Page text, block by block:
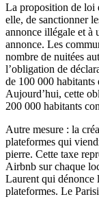
La proposition de loi
elle, de sanctionner
annonce illégale et à
annonce. Les
nombre de nuitées
l’obligation de
de 100 000 habitants
Aujourd’hui, cette
200 000 habitants
Autre mesure : la
plateformes qui
pierre. Cette taxe
Airbnb sur chaque
Laurent qui dénonce
plateformes. Le